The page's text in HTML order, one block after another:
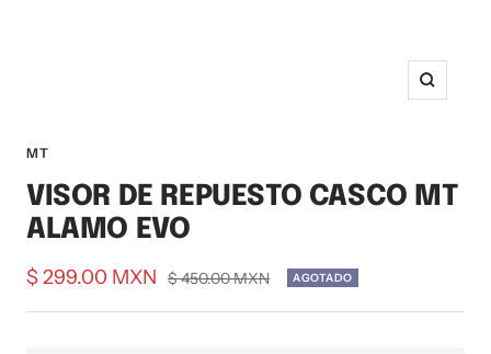
Zoom
MT
VISOR DE REPUESTO CASCO MT
ALAMO EVO
Precio
de
$ 299.00 MXN
Precio
$ 450.00 MXN AGOTADO